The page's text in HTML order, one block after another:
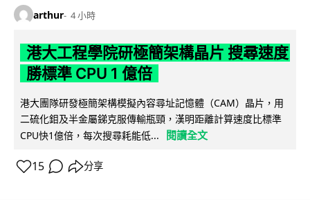
arthur 4 小時
港大工程學院研極簡架構晶片 搜尋速度
勝標準 CPU 1 億倍
港大團隊研發極簡架構模擬內容尋址記憶體（CAM）晶片，用
二硫化鉬及半金屬銻克服傳輸瓶頸，漢明距離計算速度比標準
CPU快1億倍，每次搜尋耗能低...
閱讀全文
15 分享